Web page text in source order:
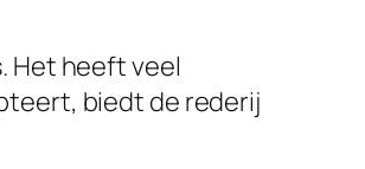
Het heeft veel
biedt de rederij